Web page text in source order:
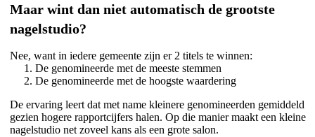
Maar wint dan niet automatisch de grootste
nagelstudio?
Nee, want in iedere gemeente zijn er 2 titels te winnen:
1. De genomineerde met de meeste stemmen
2. De genomineerde met de hoogste waardering
De ervaring leert dat met name kleinere genomineerden gemiddeld
gezien hogere rapportcijfers halen. Op die manier maakt een kleine
nagelstudio net zoveel kans als een grote salon.